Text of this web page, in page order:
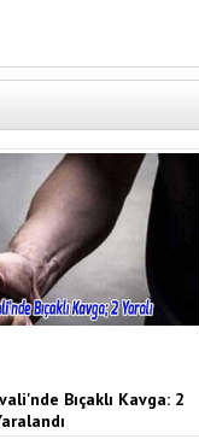
Bıçaklı Kavga: 2